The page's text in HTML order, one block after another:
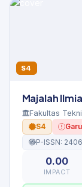
S4
Majalah
Fakultas
S4
P-ISSN:
0.00
IMPACT